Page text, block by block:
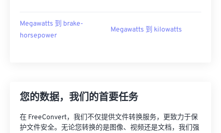
Megawatts 到 brake-
horsepower
Megawatts 到 kilowatts
您的数据，我们的首要任务
在 FreeConvert，我们不仅提供文件转换服务，更致力于保
护文件安全。无论您转换的是图像、视频还是文档，我们强